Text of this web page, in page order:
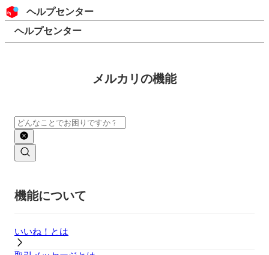
コンテンツにスキップ
ヘッダー
ヘルプセンター
検索
パンくずリスト
ヘルプセンター
メルカリの機能
検索
機能について
いいね！とは